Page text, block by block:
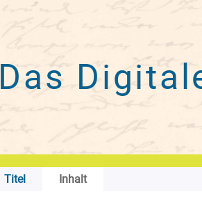
Das
Titel Inhalt